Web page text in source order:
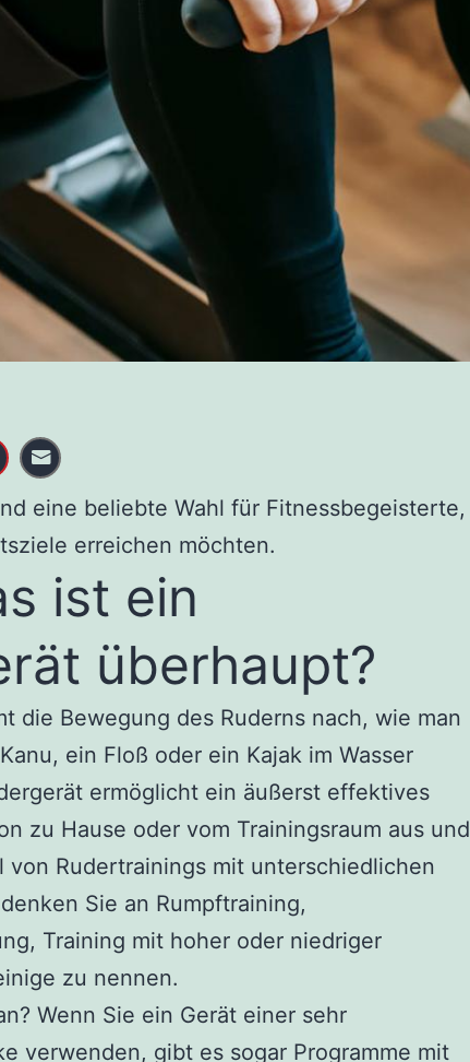
eine beliebte Wahl für Fitnessbegeisterte,
erreichen möchten.
ist ein
überhaupt?
die Bewegung des Ruderns nach, wie man
ein Floß oder ein Kajak im Wasser
ermöglicht ein äußerst effektives
zu Hause oder vom Trainingsraum aus und
von Rudertrainings mit unterschiedlichen
Sie an Rumpftraining,
Training mit hoher oder niedriger
zu nennen.
Wenn Sie ein Gerät einer sehr
verwenden, gibt es sogar Programme mit